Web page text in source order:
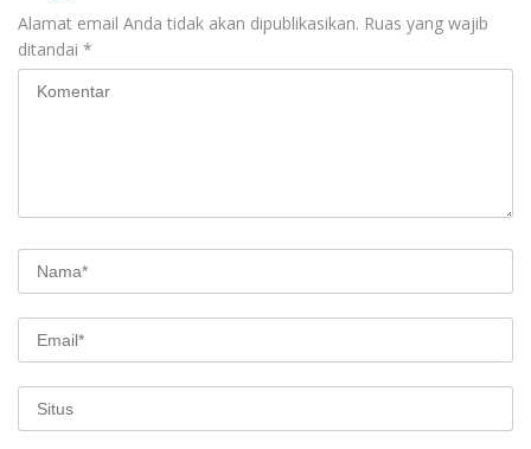
Alamat email Anda tidak akan dipublikasikan. Ruas yang wajib
ditandai *